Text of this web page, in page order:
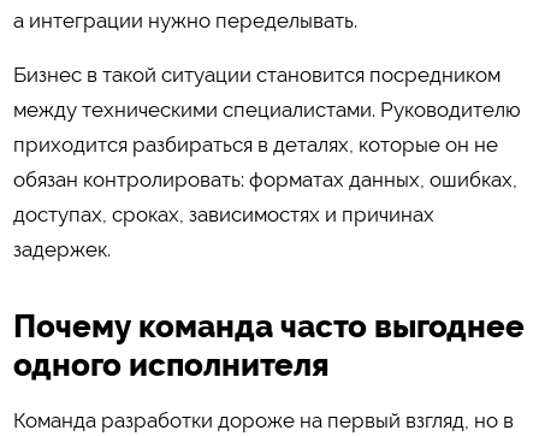
а интеграции нужно переделывать.
Бизнес в такой ситуации становится посредником
между техническими специалистами. Руководителю
приходится разбираться в деталях, которые он не
обязан контролировать: форматах данных, ошибках,
доступах, сроках, зависимостях и причинах
задержек.
Почему команда часто выгоднее
одного исполнителя
Команда разработки дороже на первый взгляд, но в